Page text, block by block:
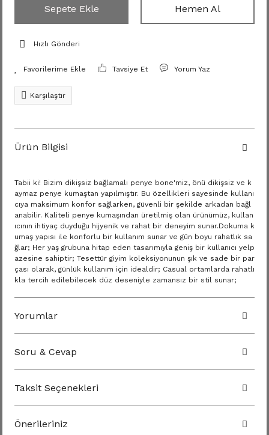
Sepete Ekle Hemen Al
Hızlı Gönderi
Tavsiye Et Yorum Yaz
Karşılaştır
Ürün Bilgisi
Tabii ki! Bizim dikişsiz bağlamalı penye bone'miz, önü dikişsiz ve k
aymaz penye kumaştan yapılmıştır. Bu özellikleri sayesinde kullanı
cıya maksimum konfor sağlarken, güvenli bir şekilde arkadan bağl
anabilir. Kaliteli penye kumaşından üretilmiş olan ürünümüz, kullan
ıcının ihtiyaç duyduğu hijyenik ve rahat bir deneyim sunar.Dokuma k
umaş yapısı ile konforlu bir kullanım sunar ve gün boyu rahatlık sa
ğlar; Her yaş grubuna hitap eden tasarımıyla geniş bir kullanıcı yelp
azesine sahiptir; Tesettür giyim koleksiyonunun şık ve sade bir par
çası olarak, günlük kullanım için idealdir; Casual ortamlarda rahatlı
kla tercih edilebilecek düz deseniyle zamansız bir stil sunar;
Yorumlar
Soru & Cevap
Taksit Seçenekleri
Önerileriniz